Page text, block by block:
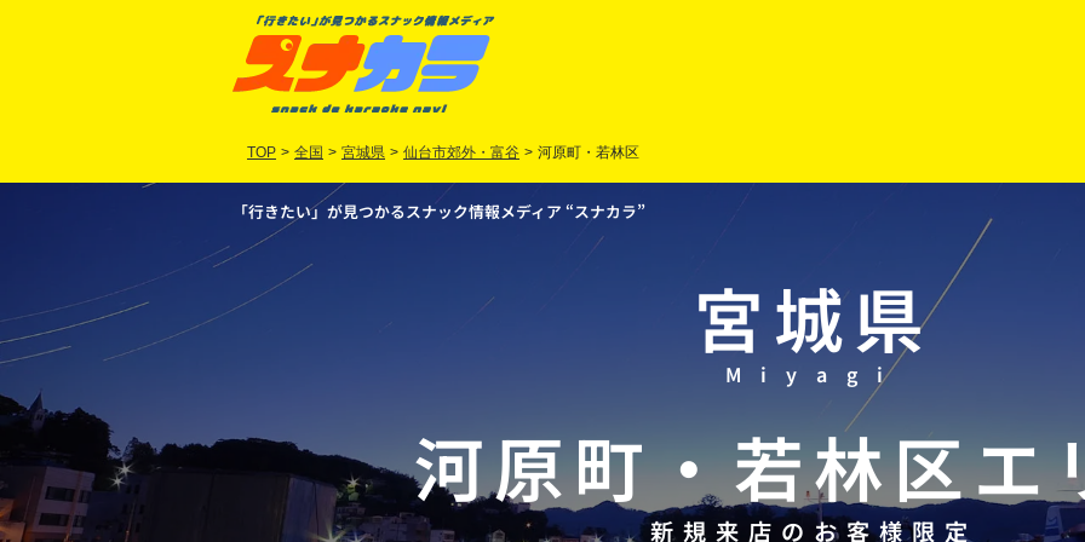
TOP > 全国 > 宮城県 > 仙台市郊外・富谷 > 河原町・若林区
「行きたい」が見つかるスナック情報メディア “スナカラ”
宮城県
Miyagi
河原町・若林区エ
新規来店のお客様限定